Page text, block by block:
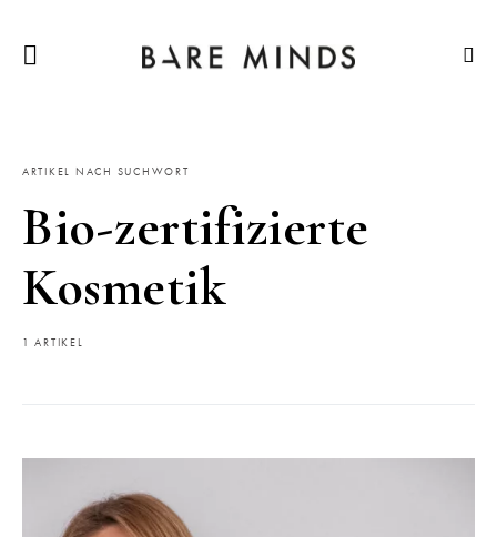
ARTIKEL NACH SUCHWORT
Bio-zertifizierte
Kosmetik
1 ARTIKEL